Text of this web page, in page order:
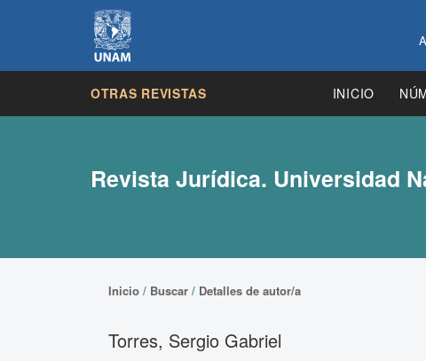
OTRAS REVISTAS INICIO
Revista Jurídica. Universidad
Inicio / Buscar / Detalles de autor/a
Torres, Sergio Gabriel